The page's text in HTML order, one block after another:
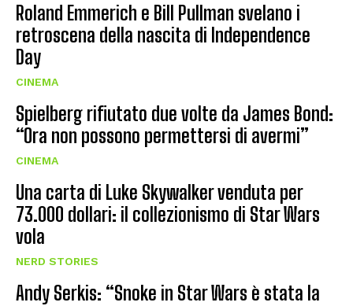
Roland Emmerich e Bill Pullman svelano i
retroscena della nascita di Independence
Day
CINEMA
Spielberg rifiutato due volte da James Bond:
“Ora non possono permettersi di avermi”
CINEMA
Una carta di Luke Skywalker venduta per
73.000 dollari: il collezionismo di Star Wars
vola
NERD STORIES
Andy Serkis: “Snoke in Star Wars è stata la